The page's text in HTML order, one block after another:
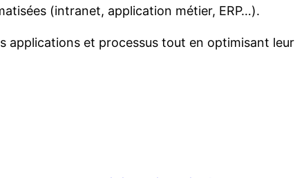
(intranet, application métier, ERP…).
applications et processus tout en optimisant